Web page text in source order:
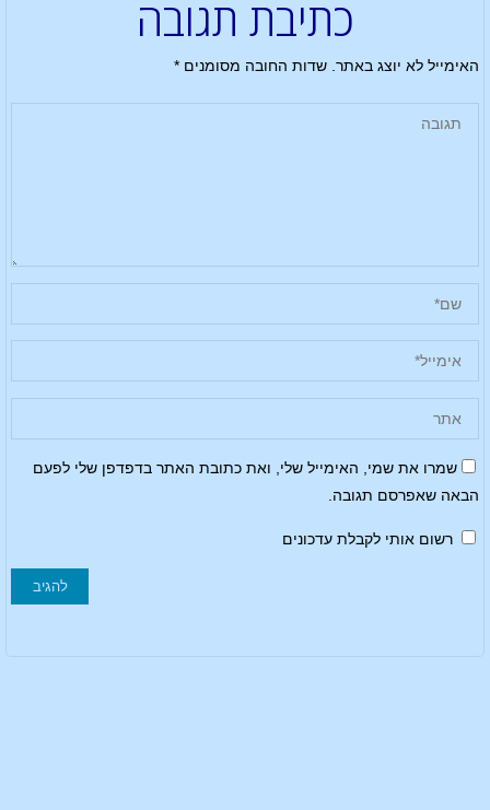
כתיבת תגובה
האימייל לא יוצג באתר. שדות החובה מסומנים*
שמרו את שמי, האימייל שלי, ואת כתובת האתר בדפדפן שלי לפעם
הבאה שאפרסם תגובה.
רשום אותי לקבלת עדכונים